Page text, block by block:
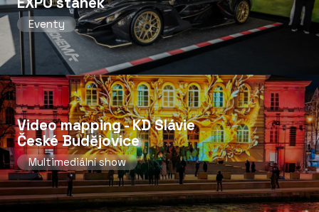
Eventy
Video mapping - KD Slávie
České Budějovice
Multimediální show